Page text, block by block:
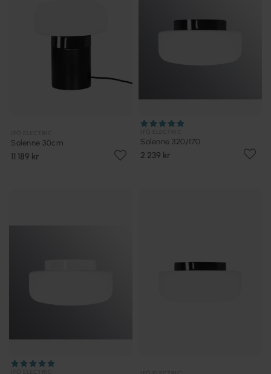
Solenne 30cm
11 189 kr
Solenne 320/170
2 239 kr